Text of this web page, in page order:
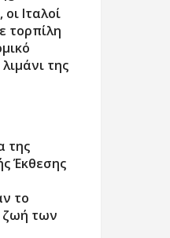
Ιταλοί
τορπίλη
της
της
Έκθεσης
το
των